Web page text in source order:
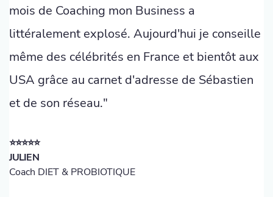
mois de Coaching mon Business a
littéralement explosé. Aujourd'hui je conseille
même des célébrités en France et bientôt aux
USA grâce au carnet d'adresse de Sébastien
et de son réseau."
⭐️⭐️⭐️⭐️⭐️
JULIEN
Coach DIET & PROBIOTIQUE